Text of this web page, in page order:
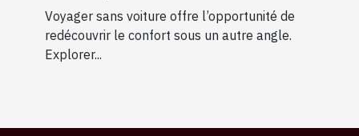
Voyager sans voiture offre l’opportunité de
redécouvrir le confort sous un autre angle.
Explorer...